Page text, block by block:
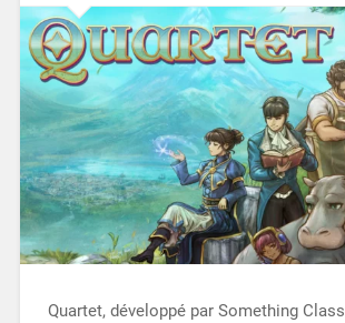
Quartet, développé par Something